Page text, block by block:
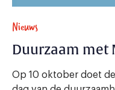
Nieuws
Duurzaam met
Op 10 oktober doet